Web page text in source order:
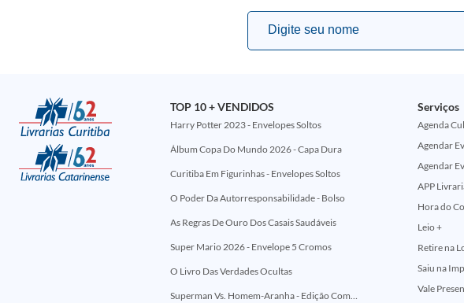
TOP 10 + VENDIDOS
Harry Potter 2023 - Envelopes Soltos
Álbum Copa Do Mundo 2026 - Capa Dura
Curitiba Em Figurinhas - Envelopes Soltos
O Poder Da Autorresponsabilidade - Bolso
As Regras De Ouro Dos Casais Saudáveis
Super Mario 2026 - Envelope 5 Cromos
O Livro Das Verdades Ocultas
Superman Vs. Homem-Aranha - Edição Comemorativa 50 Anos (Encontros Clássicos Dc E Marvel)
Serviços
Agenda
Agendar
Agendar
APP
Hora do
Leio +
Retire na
Saiu na
Vale